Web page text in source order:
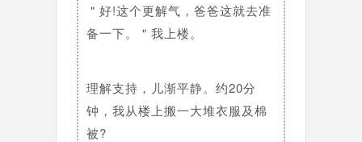
＂好!这个更解气，爸爸这就去准
备一下。＂我上楼。
理解支持，儿渐平静。约20分
钟，我从楼上搬一大堆衣服及棉
被?